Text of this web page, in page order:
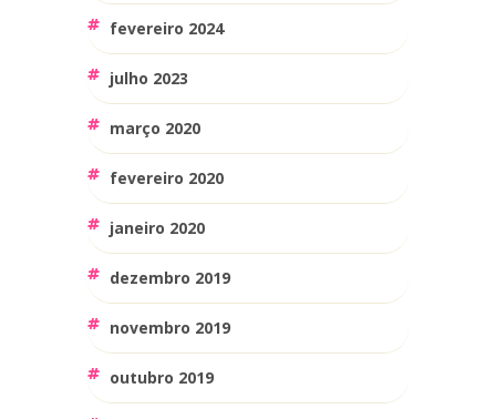
fevereiro 2024
julho 2023
março 2020
fevereiro 2020
janeiro 2020
dezembro 2019
novembro 2019
outubro 2019